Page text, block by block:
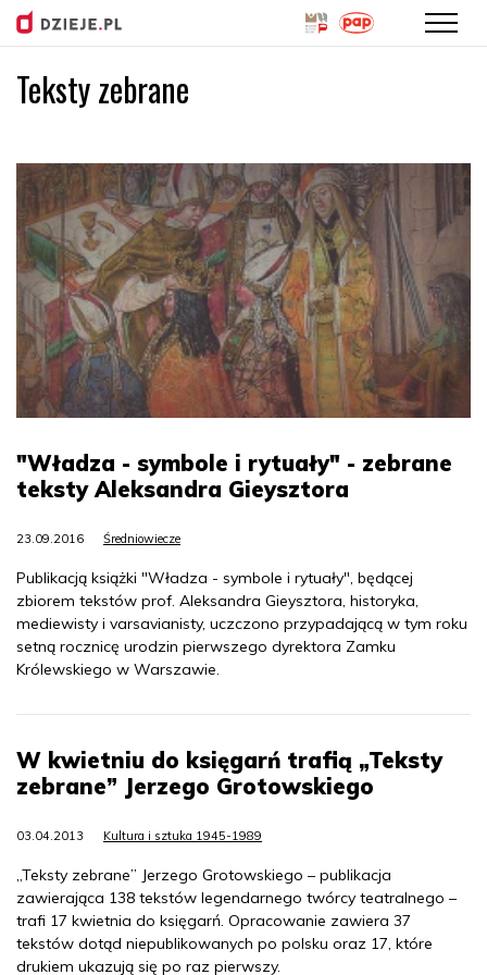
Teksty zebrane
"Władza - symbole i rytuały" - zebrane
teksty Aleksandra Gieysztora
23.09.2016 Średniowiecze
Publikacją książki "Władza - symbole i rytuały", będącej
zbiorem tekstów prof. Aleksandra Gieysztora, historyka,
mediewisty i varsavianisty, uczczono przypadającą w tym roku
setną rocznicę urodzin pierwszego dyrektora Zamku
Królewskiego w Warszawie.
W kwietniu do księgarń trafią „Teksty
zebrane” Jerzego Grotowskiego
03.04.2013 Kultura i sztuka 1945-1989
„Teksty zebrane” Jerzego Grotowskiego – publikacja
zawierająca 138 tekstów legendarnego twórcy teatralnego –
trafi 17 kwietnia do księgarń. Opracowanie zawiera 37
tekstów dotąd niepublikowanych po polsku oraz 17, które
drukiem ukazują się po raz pierwszy.